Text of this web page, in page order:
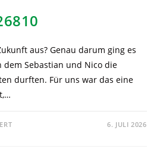
aus? Genau darum ging es
dem Sebastian und Nico die
durften. Für uns war das eine
6. JULI 2026